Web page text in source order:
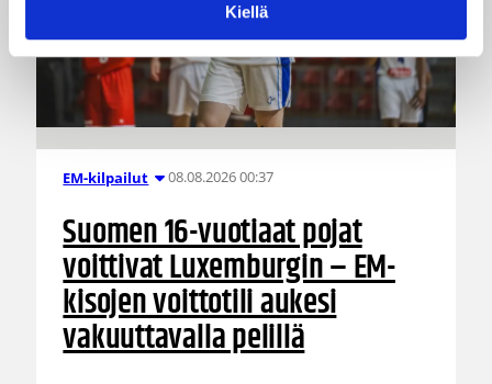
Kiellä
EM-kilpailut 08.08.2026 00:37
Suomen 16-vuotiaat pojat
voittivat Luxemburgin – EM-
kisojen voittotili aukesi
vakuuttavalla pelillä